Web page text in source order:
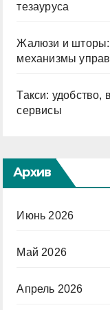
тезауруса
Жалюзи и
механизмы
Такси:
сервисы
Архив
Июнь 2026
Май 2026
Апрель 2026